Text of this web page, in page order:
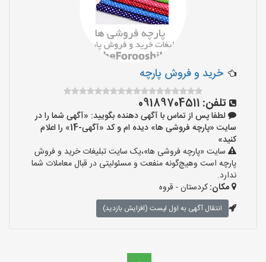
خرید و فروش پارچه
تلفن: 09189704511
لطفا پس از تماس با آگهی دهنده بگویید: «آگهی شما را در
سایت «پارچه فروشی ها» دیده ام و کد «آگهی-14» را اعلام
کنید»
سایت «پارچه فروشی ها»،یک سایت تبلیغات خرید و فروش
پارچه است وهیچ‌گونه منفعت و مسئولیتی در قبال معاملات شما
ندارد.
مکان:کردستان - قروه
انتقال آگهی به اول لیست (افزایش بازدید)